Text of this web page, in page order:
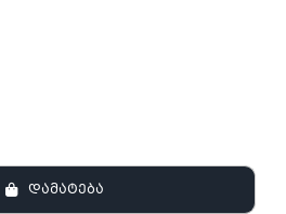
ᲓᲐᲛᲐᲢᲔᲑᲐ